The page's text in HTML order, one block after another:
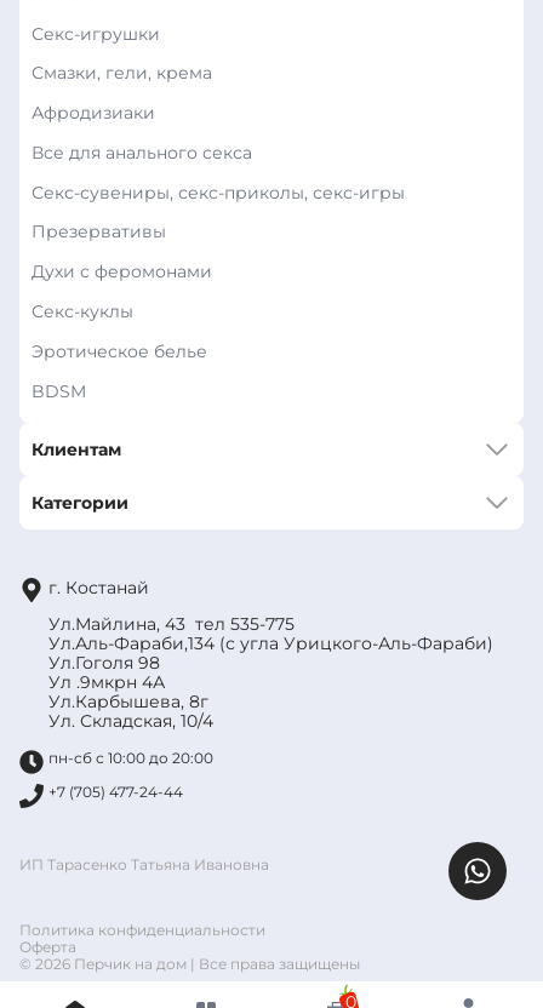
Секс-игрушки
Смазки, гели, крема
Афродизиаки
Все для анального секса
Секс-сувениры, секс-приколы, секс-игры
Презервативы
Духи с феромонами
Секс-куклы
Эротическое белье
BDSM
Клиентам
Категории
г. Костанай
Ул.Майлина, 43 тел 535-775
Ул.Аль-Фараби,134 (с угла Урицкого-Аль-Фараби)
Ул.Гоголя 98
Ул .9мкрн 4А
Ул.Карбышева, 8г
Ул. Складская, 10/4
пн-сб с 10:00 до 20:00
+7 (705) 477-24-44
ИП Тарасенко Татьяна Ивановна
Политика конфиденциальности
Оферта
© 2026 Перчик на дом | Все права защищены
0